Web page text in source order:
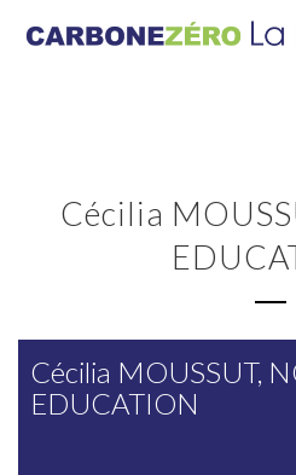
Cécilia
Cécilia MOUSSUT,
EDUCATION